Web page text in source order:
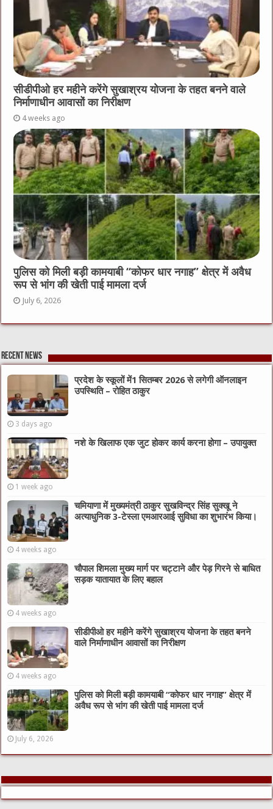
सीडीपीओ हर महीने करेंगे सुखाश्रय योजना के तहत बनने वाले
निर्माणाधीन आवासों का निरीक्षण
4 weeks ago
पुलिस को मिली बड़ी कामयाबी “कोफर धार नगाह” क्षेत्र में अवैध
रूप से भांग की खेती पाई मामला दर्ज
July 6, 2026
Recent News
प्रदेश के स्कूलों में1 सितम्बर 2026 से लगेगी ऑनलाइन
उपस्थिति – रोहित ठाकुर
3 days ago
नशे के खिलाफ एक जुट होकर कार्य करना होगा – उपायुक्त
1 week ago
चमियाणा में मुख्यमंत्री ठाकुर सुखविन्द्र सिंह सुक्खू ने
अत्याधुनिक 3-टेस्ला एमआरआई सुविधा का शुभारंभ किया।
4 weeks ago
चौपाल शिमला मुख्य मार्ग पर चट्टाने और पेड़ गिरने से बाधित
सड़क यातायात के लिए बहाल
4 weeks ago
सीडीपीओ हर महीने करेंगे सुखाश्रय योजना के तहत बनने
वाले निर्माणाधीन आवासों का निरीक्षण
4 weeks ago
पुलिस को मिली बड़ी कामयाबी “कोफर धार नगाह” क्षेत्र में
अवैध रूप से भांग की खेती पाई मामला दर्ज
July 6, 2026